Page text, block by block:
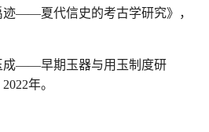
迹——夏代信史的考古学研究》，
成——早期玉器与用玉制度研
年。